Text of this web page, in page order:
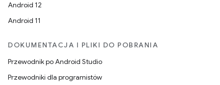
Android 12
Android 11
DOKUMENTACJA I PLIKI DO POBRANIA
Przewodnik po Android Studio
Przewodniki dla programistów